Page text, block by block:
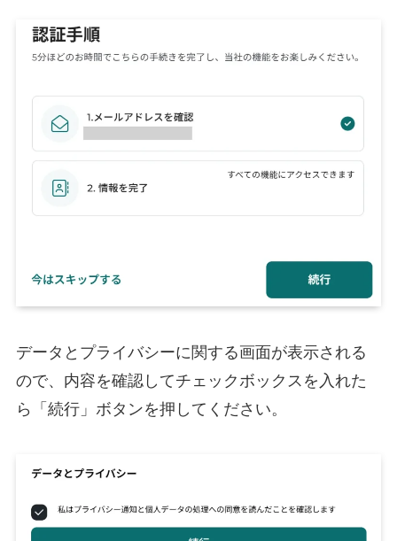
データとプライバシーに関する画面が表示される
ので、内容を確認してチェックボックスを入れた
ら「続行」ボタンを押してください。